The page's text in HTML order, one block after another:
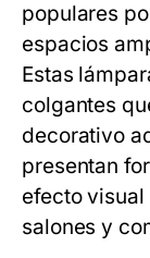
populares
espacios
Estas
colgantes
decorativo
presentan
efecto
salones y